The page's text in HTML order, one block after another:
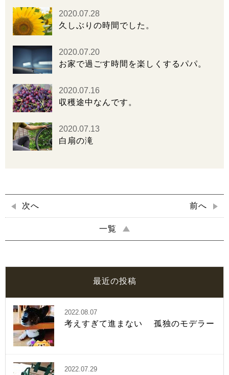
2020.07.28
久しぶりの時間でした。
2020.07.20
お家で過ごす時間を楽しくするパパ。
2020.07.16
収穫途中なんです。
2020.07.13
白扇の滝
次へ 前へ
一覧
最近の投稿
2022.08.07
考えすぎて進まない 孤独のモデラー
2022.07.29